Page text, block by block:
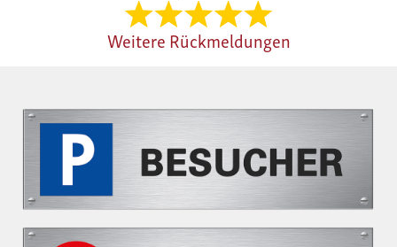
Weitere Rückmeldungen